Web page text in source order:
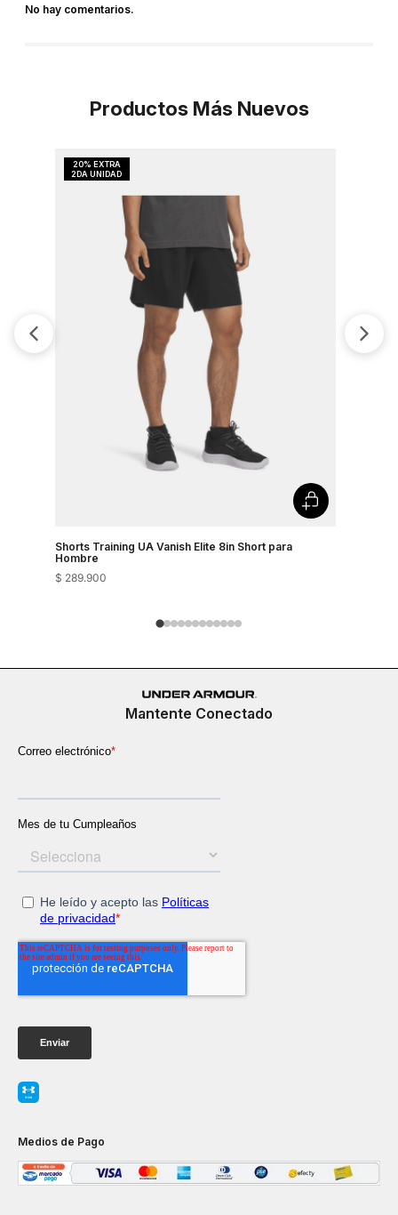
No hay comentarios.
Productos Más Nuevos
Shorts Training UA Vanish Elite 8in Short para
Hombre
$ 289.900
Mantente Conectado
Medios de Pago